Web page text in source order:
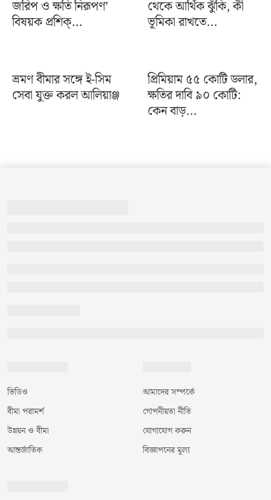
জরিপ ও ক্ষতি নিরূপণ’
বিষয়ক প্রশিক্...
থেকে আর্থিক ঝুঁকি, কী
ভূমিকা রাখতে...
ভ্রমণ বীমার সঙ্গে ই-সিম
সেবা যুক্ত করল আলিয়াঞ্জ
প্রিমিয়াম ৫৫ কোটি ডলার,
ক্ষতির দাবি ৯০ কোটি:
কেন বাড়...
ভিডিও
বীমা পরামর্শ
উন্নয়ন ও বীমা
আন্তর্জাতিক
আমাদের সম্পর্কে
গোপনীয়তা নীতি
যোগাযোগ করুন
বিজ্ঞাপনের মূল্য